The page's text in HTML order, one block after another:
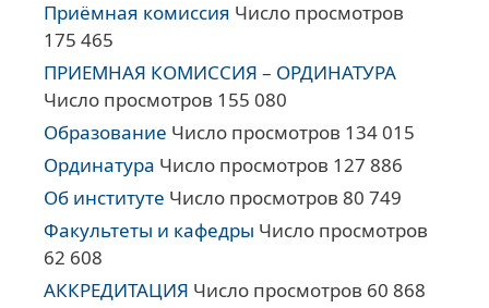
Приёмная комиссия Число просмотров
175 465
ПРИЕМНАЯ КОМИССИЯ – ОРДИНАТУРА
Число просмотров 155 080
Образование Число просмотров 134 015
Ординатура Число просмотров 127 886
Об институте Число просмотров 80 749
Факультеты и кафедры Число просмотров
62 608
АККРЕДИТАЦИЯ Число просмотров 60 868